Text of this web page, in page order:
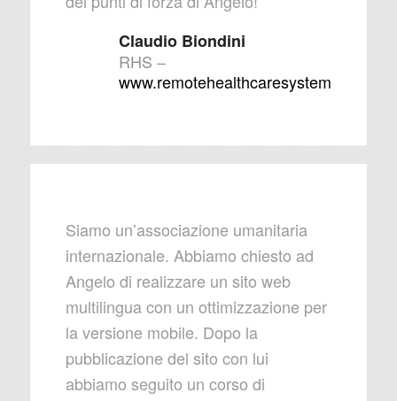
Claudio Biondini
RHS –
www.remotehealthcaresystem.com
Siamo un’associazione umanitaria
internazionale. Abbiamo chiesto ad
Angelo di realizzare un sito web
multilingua con un ottimizzazione per
la versione mobile. Dopo la
pubblicazione del sito con lui
abbiamo seguito un corso di